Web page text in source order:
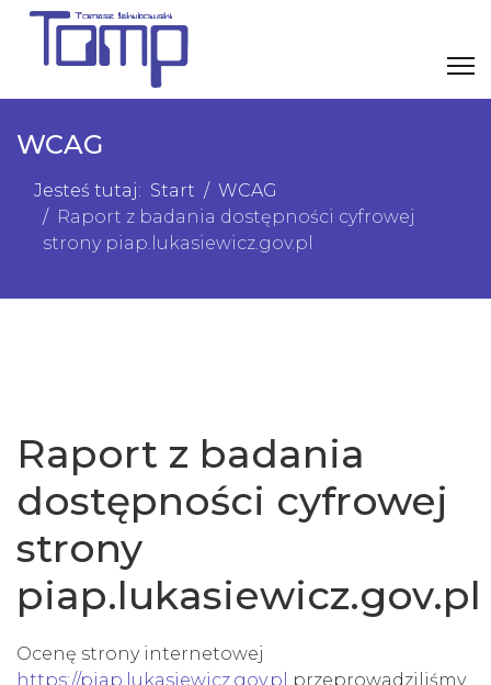
WCAG
Jesteś tutaj: Start
WCAG
Raport z badania dostępności cyfrowej
strony piap.lukasiewicz.gov.pl
Raport z badania
dostępności cyfrowej
strony
piap.lukasiewicz.gov.pl
Ocenę strony internetowej
https://piap.lukasiewicz.gov.pl
przeprowadziliśmy